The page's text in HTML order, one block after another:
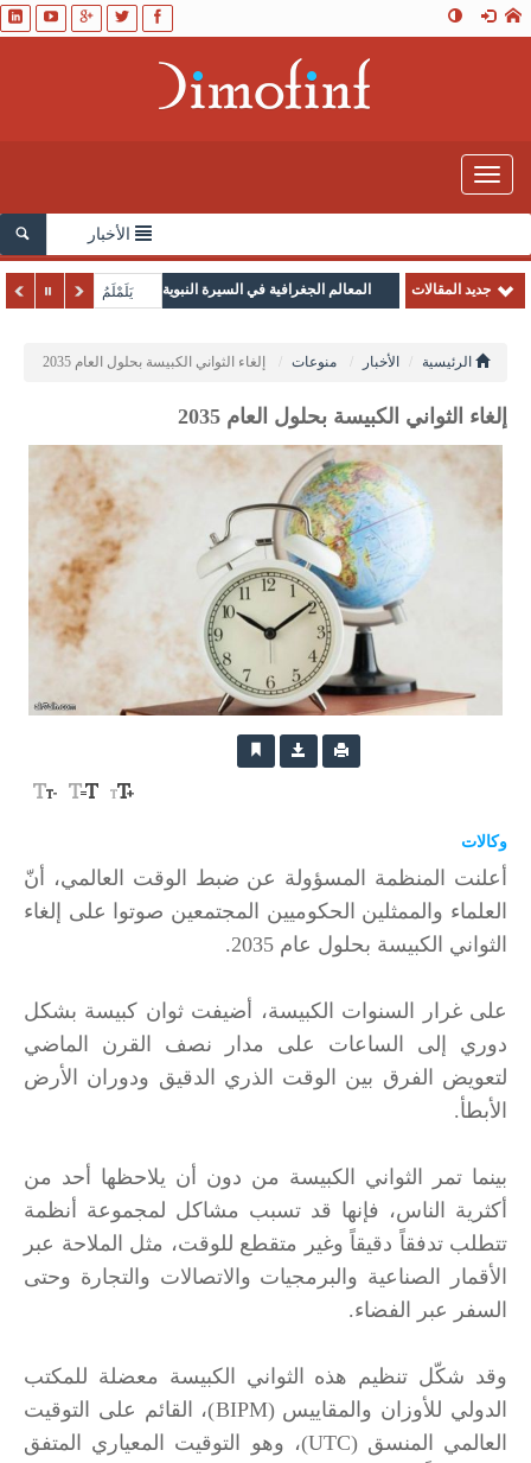
Toggle
navigation
الأخبار
جديد المقالات المعالم الجغرافية في السيرة النبوية يَلَمْلَمُ
الرئيسية الأخبار منوعات إلغاء الثواني الكبيسة بحلول العام 2035
إلغاء الثواني الكبيسة بحلول العام 2035
وكالات
أعلنت المنظمة المسؤولة عن ضبط الوقت العالمي، أنّ
العلماء والممثلين الحكوميين المجتمعين صوتوا على إلغاء
الثواني الكبيسة بحلول عام 2035.
على غرار السنوات الكبيسة، أضيفت ثوان كبيسة بشكل
دوري إلى الساعات على مدار نصف القرن الماضي
لتعويض الفرق بين الوقت الذري الدقيق ودوران الأرض
الأبطأ.
بينما تمر الثواني الكبيسة من دون أن يلاحظها أحد من
أكثرية الناس، فإنها قد تسبب مشاكل لمجموعة أنظمة
تتطلب تدفقاً دقيقاً وغير متقطع للوقت، مثل الملاحة عبر
الأقمار الصناعية والبرمجيات والاتصالات والتجارة وحتى
السفر عبر الفضاء.
وقد شكّل تنظيم هذه الثواني الكبيسة معضلة للمكتب
الدولي للأوزان والمقاييس (BIPM)، القائم على التوقيت
العالمي المنسق (UTC)، وهو التوقيت المعياري المتفق